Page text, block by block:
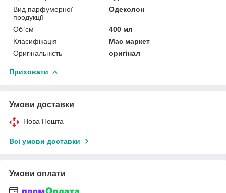
Вид парфумерної
продукції
Одеколон
Об`єм
400 мл
Класифікація
Мас маркет
Оригінальність
оригінал
Приховати
Умови доставки
Нова Пошта
Всі умови доставки
Умови оплати